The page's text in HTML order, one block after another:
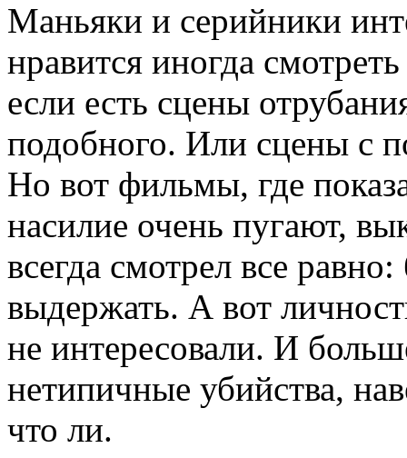
Маньяки и серийники
нравится иногда
если есть сцены
подобного. Или сцены с
Но вот фильмы, где
насилие очень пугают,
всегда смотрел все
выдержать. А вот
не интересовали. И
нетипичные убийства,
что ли.